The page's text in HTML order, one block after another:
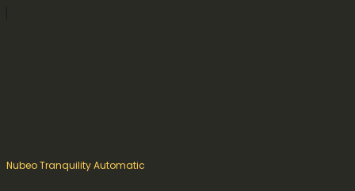
Nubeo Tranquility Automatic